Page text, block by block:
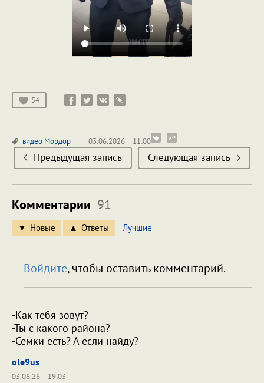
54
видео Мордор 03.06.2026 11:00
Предыдущая запись Следующая запись
Комментарии 91
Новые Ответы Лучшие
Войдите, чтобы оставить комментарий.
-Как тебя зовут?
-Ты с какого района?
-Сёмки есть? А если найду?
ole9us
03.06.26
19:03